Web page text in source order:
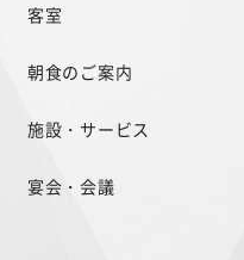
客室
朝食のご案内
施設・サービス
宴会・会議